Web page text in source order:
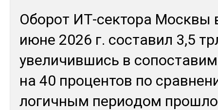
Обо­рот ИТ-сек­то­ра Мос­квы
июне 2026 г. сос­та­вил 3,5
уве­личив­шись в
на 40 про­цен­тов по
логич­ным пе­рио­дом